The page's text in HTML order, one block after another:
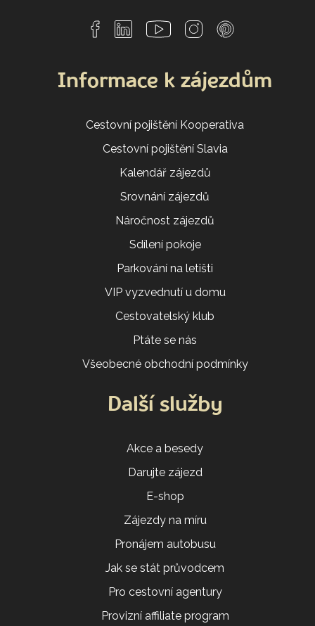
Informace k zájezdům
Cestovní pojištění Kooperativa
Cestovní pojištění Slavia
Kalendář zájezdů
Srovnání zájezdů
Náročnost zájezdů
Sdílení pokoje
Parkování na letišti
VIP vyzvednutí u domu
Cestovatelský klub
Ptáte se nás
Všeobecné obchodní podmínky
Další služby
Akce a besedy
Darujte zájezd
E-shop
Zájezdy na míru
Pronájem autobusu
Jak se stát průvodcem
Pro cestovní agentury
Provizní affiliate program